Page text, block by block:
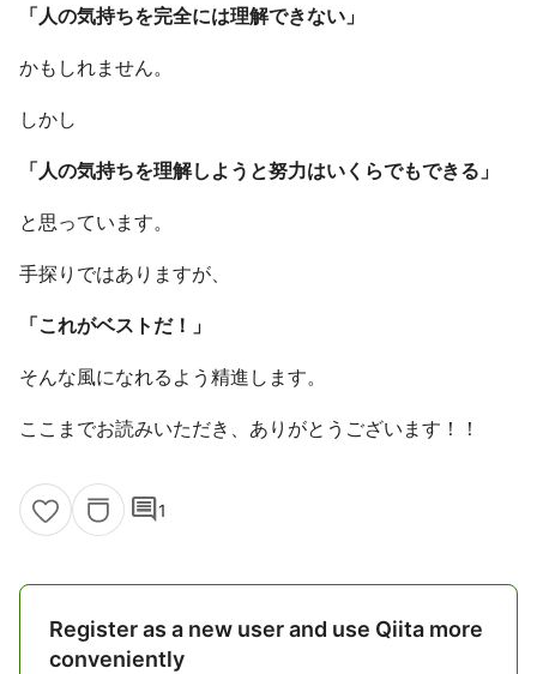
「人の気持ちを完全には理解できない」
かもしれません。
しかし
「人の気持ちを理解しようと努力はいくらでもできる」
と思っています。
手探りではありますが、
「これがベストだ！」
そんな風になれるよう精進します。
ここまでお読みいただき、ありがとうございます！！
comment1
Register as a new user and use Qiita more
conveniently